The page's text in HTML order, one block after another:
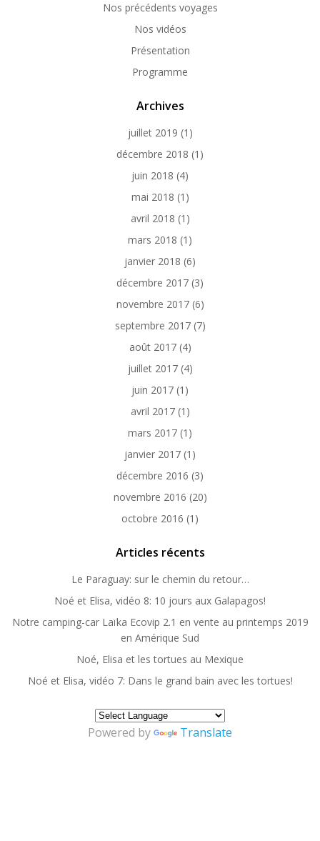
Nos précédents voyages
Nos vidéos
Présentation
Programme
Archives
juillet 2019 (1)
décembre 2018 (1)
juin 2018 (4)
mai 2018 (1)
avril 2018 (1)
mars 2018 (1)
janvier 2018 (6)
décembre 2017 (3)
novembre 2017(6)
septembre 2017(7)
août 2017(4)
juillet 2017(4)
juin 2017 (1)
avril 2017(1)
mars 2017 (1)
janvier 2017 (1)
décembre 2016 (3)
novembre 2016 (20)
octobre 2016 (1)
Articles récents
Le Paraguay: sur le chemin du retour…
Noé et Elisa, vidéo 8: 10 jours aux Galapagos!
Notre camping-car Laïka Ecovip 2.1 en vente au printemps 2019
en Amérique Sud
Noé, Elisa et les tortues au Mexique
Noé et Elisa, vidéo 7: Dans le grand bain avec les tortues!
Powered by Translate